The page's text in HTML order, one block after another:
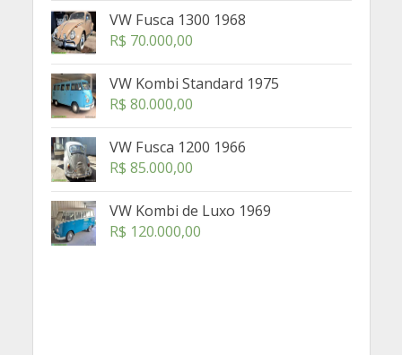
VW Fusca 1300 1968
R$ 70.000,00
VW Kombi Standard 1975
R$ 80.000,00
VW Fusca 1200 1966
R$ 85.000,00
VW Kombi de Luxo 1969
R$ 120.000,00